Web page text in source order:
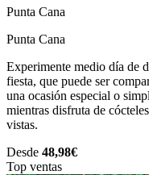
Punta Cana
Punta Cana
Experimente medio día de
fiesta, que puede ser
una ocasión especial o
mientras disfruta de
vistas.
Desde 48,98€
Top ventas